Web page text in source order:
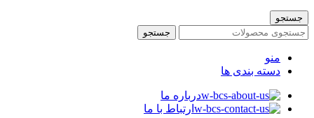
جستجو
جستجو
منو
دسته بندی ها
درباره ما
ارتباط با ما